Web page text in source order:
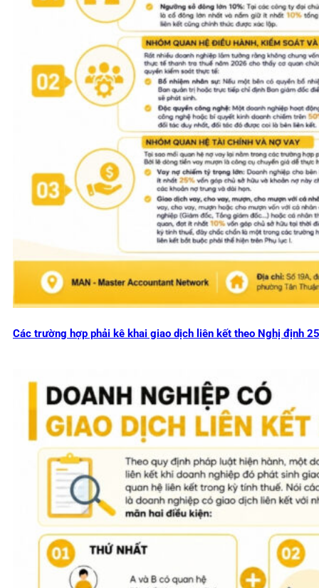
Các trường hợp phải kê khai giao dịch liên kết theo Nghị định